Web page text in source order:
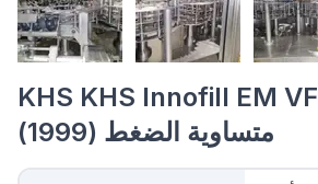
KHS KHS Innofill EM VF آلة التعبئة
متساوية الضغط (1999)